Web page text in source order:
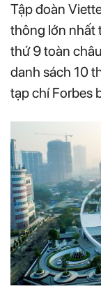
Tập đoàn
thông lớn nhất
thứ 9 toàn
danh sách 10
tạp chí Forbes